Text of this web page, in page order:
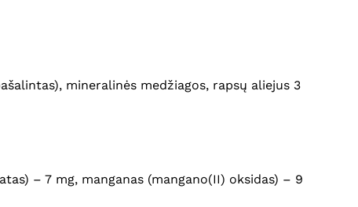
mineralinės medžiagos, rapsų aliejus 3
– 7 mg, manganas (mangano(II) oksidas) – 9